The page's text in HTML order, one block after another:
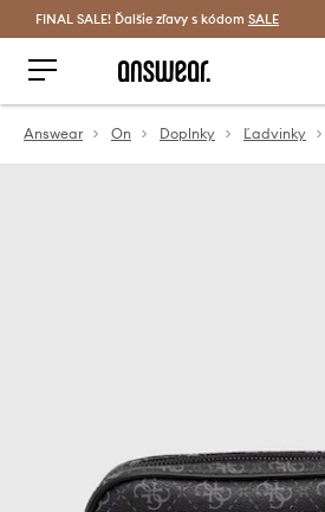
Šetrite s Answear Club >
FINAL SALE! Ďalšie zľavy s kódom SALE
Answear On Doplnky Ľadvinky